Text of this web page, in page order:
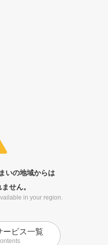
いの地域からは
せん。
in your region.
ービス一覧